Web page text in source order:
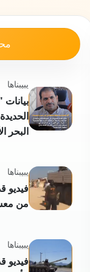
يبيبناها
البحر
يبيبناها
فيديو
من
يبيبناها
فيديو